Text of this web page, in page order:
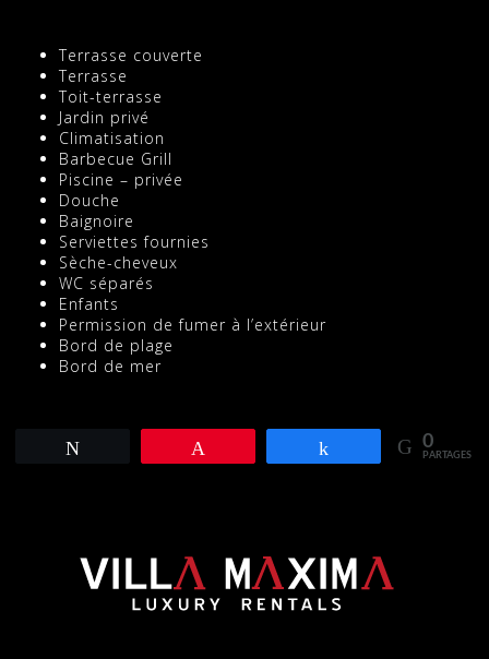
Terrasse couverte
Terrasse
Toit-terrasse
Jardin privé
Climatisation
Barbecue Grill
Piscine – privée
Douche
Baignoire
Serviettes fournies
Sèche-cheveux
WC séparés
Enfants
Permission de fumer à l’extérieur
Bord de plage
Bord de mer
Partagez 0
PARTAGES